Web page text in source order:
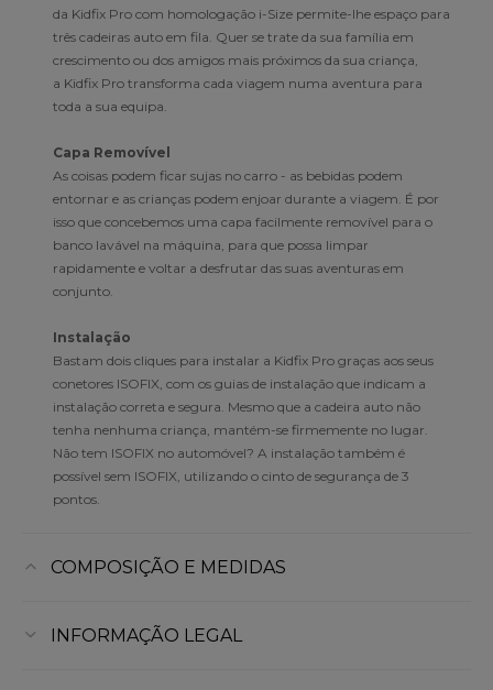
da Kidfix Pro com homologação i-Size permite-lhe espaço para
três cadeiras auto em fila. Quer se trate da sua família em
crescimento ou dos amigos mais próximos da sua criança,
a Kidfix Pro transforma cada viagem numa aventura para
toda a sua equipa.
Capa Removível
As coisas podem ficar sujas no carro - as bebidas podem
entornar e as crianças podem enjoar durante a viagem. É por
isso que concebemos uma capa facilmente removível para o
banco lavável na máquina, para que possa limpar
rapidamente e voltar a desfrutar das suas aventuras em
conjunto.
Instalação
Bastam dois cliques para instalar a Kidfix Pro graças aos seus
conetores ISOFIX, com os guias de instalação que indicam a
instalação correta e segura. Mesmo que a cadeira auto não
tenha nenhuma criança, mantém-se firmemente no lugar.
Não tem ISOFIX no automóvel? A instalação também é
possível sem ISOFIX, utilizando o cinto de segurança de 3
pontos.
COMPOSIÇÃO E MEDIDAS
INFORMAÇÃO LEGAL